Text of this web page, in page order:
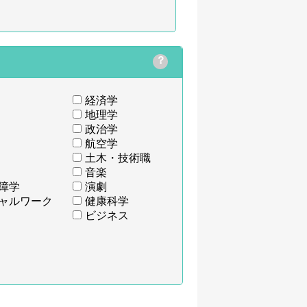
？
学
ルワーク
経済学
地理学
政治学
航空学
土木・技術職
音楽
演劇
健康科学
ビジネス